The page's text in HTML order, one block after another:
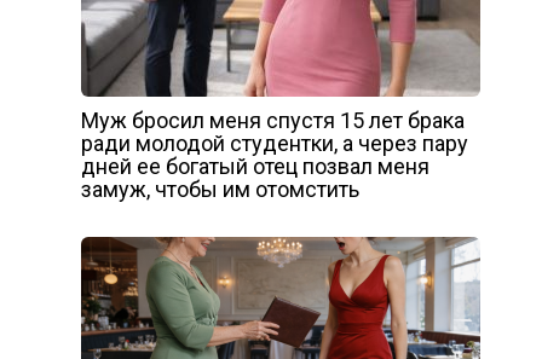
Муж бросил меня спустя 15 лет брака
ради молодой студентки, а через пару
дней ее богатый отец позвал меня
замуж, чтобы им отомстить